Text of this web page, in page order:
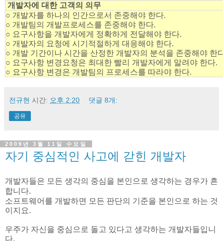
개발자에 대한 고객의 의무
○ 개발자를 하나의 인간으로서 존중해야 한다.
○ 개발팀의 개발프로세스를 존중해야 한다.
○ 요구사항을 개발자에게 정확하게 전달해야 한다.
○ 개발자의 요청에 시기적절하게 대응해야 한다.
○ 개발 기간이나 시간을 산정한 개발자의 분석을 존중해야 한
○ 요구사항 변경요청은 최대한 빨리 개발자에게 알려야 한다.
○ 요구사항 변경은 개발팀의 프로세스를 따라야 한다.
전규현 시간: 오후 2:20 댓글 8개:
공유
2009년 3월 11일 수요일
자기 중심적인 사고에 갇힌 개발자
개발자들은 모든 생각의 중심을 본인으로 생각하는 경우가 흔
합니다.
소프트웨어를 개발하면 모든 판단의 기준을 본인으로 하는 것
이지요.
우주가 자신을 중심으로 돌고 있다고 생각하는 개발자들입니
다.